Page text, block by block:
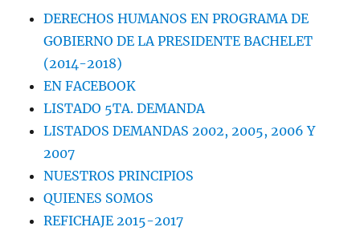
DERECHOS HUMANOS EN PROGRAMA DE
GOBIERNO DE LA PRESIDENTE BACHELET
(2014-2018)
EN FACEBOOK
LISTADO 5TA. DEMANDA
LISTADOS DEMANDAS 2002, 2005, 2006 Y
2007
NUESTROS PRINCIPIOS
QUIENES SOMOS
REFICHAJE 2015-2017